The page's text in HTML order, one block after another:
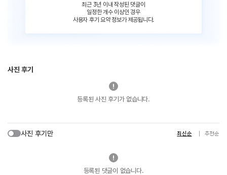
최근 3년 이내 작성된 댓글이
일정한 개수 이상인 경우
사용자 후기 요약 정보가 제공됩니다.
사진 후기
등록된 사진 후기가 없습니다.
사진 후기만 최신순 추천순
등록된 댓글이 없습니다.